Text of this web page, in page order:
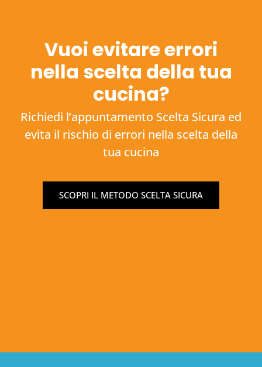
Vuoi evitare errori
nella scelta della tua
cucina?
Richiedi l’appuntamento Scelta Sicura ed
evita il rischio di errori nella scelta della
tua cucina
SCOPRI IL METODO SCELTA SICURA